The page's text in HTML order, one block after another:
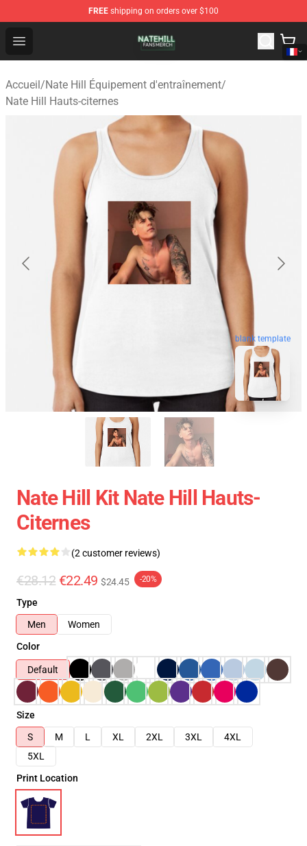
FREE shipping on orders over $100
Open menu
Nate Hill Shop - Official Nate Hill Merchandise Store
Accueil/Nate Hill Équipement d'entraînement/
Nate Hill Hauts-citernes
blank template
Nate Hill Kit Nate Hill Hauts-
Citernes
(2 customer reviews)
€28.12 €22.49 $24.45 -20%
Type
Men
Women
Color
Default
Size
S
M L XL 2XL 3XL
4XL
5XL
Print Location